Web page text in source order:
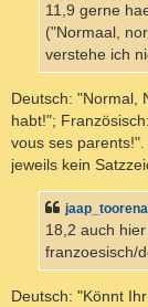
11,9 gerne
("Normaal,
verstehe ich
Deutsch: "Normal,
habt!";
vous ses
jeweils kein
18,2 auch
franzoesisch/
Deutsch: "Könnt